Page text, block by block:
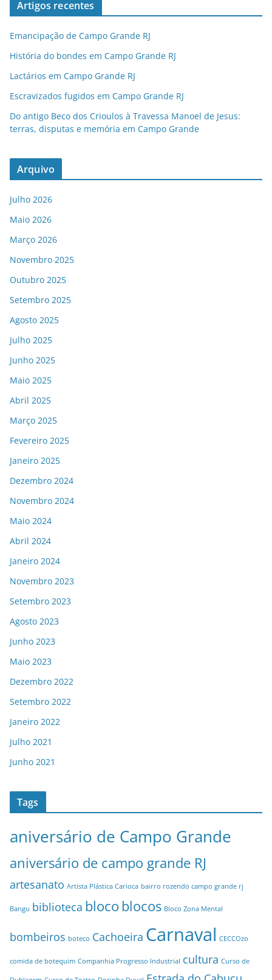
Artigos recentes
Emancipação de Campo Grande RJ
História do bondes em Campo Grande RJ
Lactários em Campo Grande RJ
Escravizados fugidos em Campo Grande RJ
Do antigo Beco dos Crioulos à Travessa Manoel de Jesus:
terras, disputas e memória em Campo Grande
Arquivo
Julho 2026
Maio 2026
Março 2026
Novembro 2025
Outubro 2025
Setembro 2025
Agosto 2025
Julho 2025
Junho 2025
Maio 2025
Abril 2025
Março 2025
Fevereiro 2025
Janeiro 2025
Dezembro 2024
Novembro 2024
Maio 2024
Abril 2024
Janeiro 2024
Novembro 2023
Setembro 2023
Agosto 2023
Junho 2023
Maio 2023
Dezembro 2022
Setembro 2022
Janeiro 2022
Julho 2021
Junho 2021
Tags
aniversário de Campo Grande
aniversário de campo grande RJ
artesanato Artista Plástica Carioca bairro rozendo campo grande rj
Bangu biblioteca blocoblocos Bloco Zona Mental
bombeiros boteco Cachoeira Carnaval CECCOzo
comida de botequim Companhia Progresso Industrial cultura Curso de